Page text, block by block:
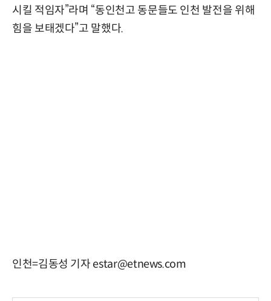
시킬 적임자”라며 “동인천고 동문들도 인천 발전을 위해
힘을 보태겠다”고 말했다.
인천=김동성 기자 estar@etnews.com